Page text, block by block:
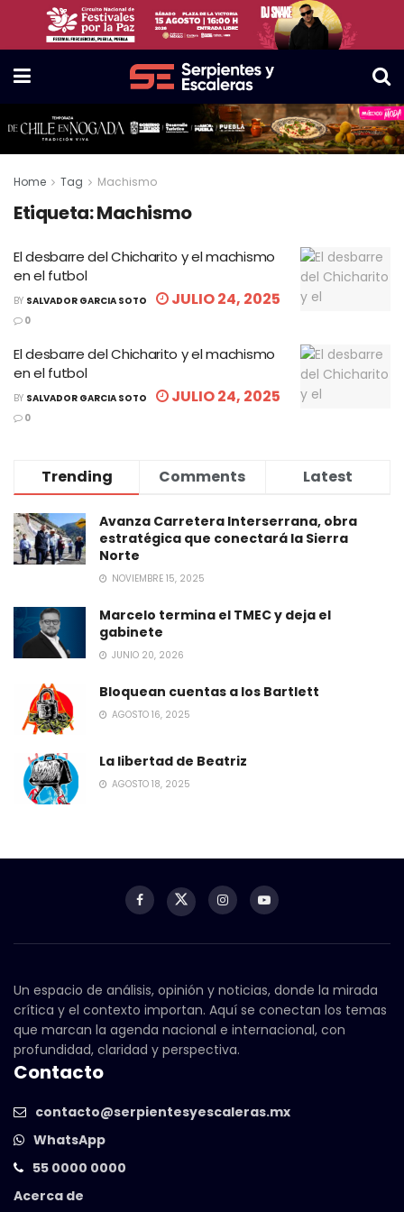
Home Tag Machismo
Etiqueta:Machismo
El desbarre del Chicharito y el machismo
en el futbol
BY SALVADOR GARCIA SOTO JULIO 24, 2025
0
El desbarre del Chicharito y el machismo
en el futbol
BY SALVADOR GARCIA SOTO JULIO 24, 2025
0
Trending Comments Latest
Avanza Carretera Interserrana, obra
estratégica que conectará la Sierra
Norte
NOVIEMBRE 15, 2025
Marcelo termina el TMEC y deja el
gabinete
JUNIO 20, 2026
Bloquean cuentas a los Bartlett
AGOSTO 16, 2025
La libertad de Beatriz
AGOSTO 18, 2025
Un espacio de análisis, opinión y noticias, donde la mirada
crítica y el contexto importan. Aquí se conectan los temas
que marcan la agenda nacional e internacional, con
profundidad, claridad y perspectiva.
Contacto
contacto@serpientesyescaleras.mx
WhatsApp
55 0000 0000
Acerca de